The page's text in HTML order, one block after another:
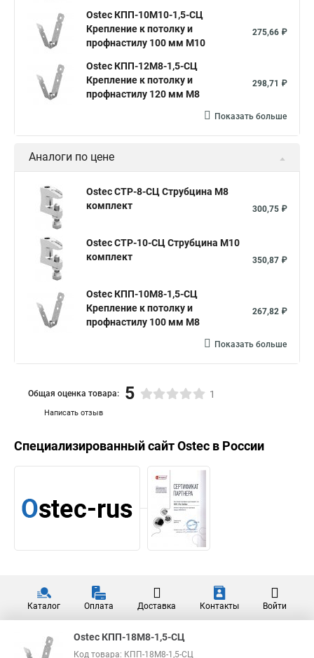
Ostec КПП-10М10-1,5-СЦ
Крепление к потолку и
профнастилу 100 мм М10
275,66 ₽
Ostec КПП-12М8-1,5-СЦ
Крепление к потолку и
профнастилу 120 мм М8
298,71 ₽
Показать больше
Аналоги по цене
Ostec СТР-8-СЦ Струбцина М8
комплект
300,75 ₽
Ostec СТР-10-СЦ Струбцина М10
комплект
350,87 ₽
Ostec КПП-10М8-1,5-СЦ
Крепление к потолку и
профнастилу 100 мм М8
267,82 ₽
Показать больше
Написать отзыв
Общая оценка товара: 5 1
Специализированный сайтOstec в России
Каталог Оплата Доставка Контакты Войти
Ostec КПП-18М8-1,5-СЦ
Код товара: КПП-18М8-1,5-СЦ